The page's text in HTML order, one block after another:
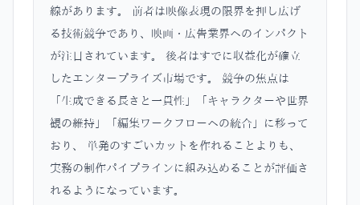
線があります。 前者は映像表現の限界を押し広げ
る技術競争であり、映画・広告業界へのインパクト
が注目されています。 後者はすでに収益化が確立
したエンタープライズ市場です。 競争の焦点は
「生成できる長さと一貫性」「キャラクターや世界
観の維持」「編集ワークフローへの統合」に移って
おり、 単発のすごいカットを作れることよりも、
実務の制作パイプラインに組み込めることが評価さ
れるようになっています。